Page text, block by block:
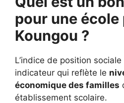
pour une école
Koungou ?
L’indice de position
indicateur qui reflète le
économique des familles
établissement scolaire.